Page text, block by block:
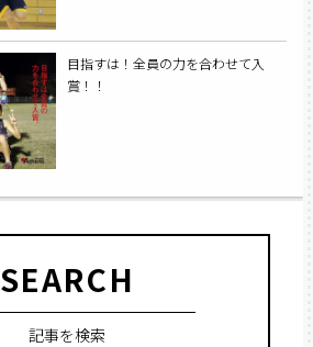
目指すは！全員の力を合わせて入
賞！！
SEARCH
記事を検索